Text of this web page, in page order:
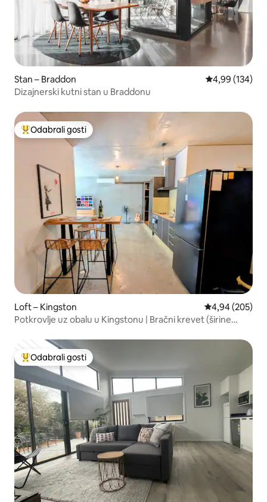
Stan – Braddon Prosječna
4,99 (134)
Dizajnerski kutni stan u Braddonu
Među najviše rangiranima s oznakom „Odabrali gosti”
Odabrali gosti
Loft – Kingston Prosječna
4,94 (205)
Potkrovlje uz obalu u Kingstonu | Bračni krevet (širine
Među najviše rangiranima s oznakom „Odabrali gosti”
Odabrali gosti